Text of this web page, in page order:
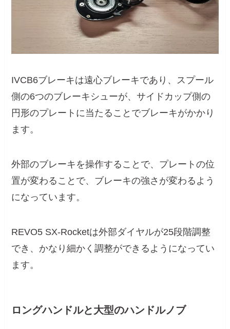
IVCB6ブレーキは遠心ブレーキであり、スプール
側の6つのブレーキシューが、サイドカップ側の
円形のプレートに当たることでブレーキがかかり
ます。
外部のブレーキを操作することで、プレートの位
置が変わることで、ブレーキの強さが変わるよう
になっています。
REVO5 SX-Rocketは外部ダイヤルが25段階調整
でき、かなり細かく調整ができるようになってい
ます。
ロングハンドルと大型のハンドルノブ